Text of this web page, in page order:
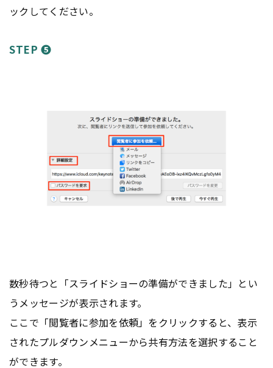
ックしてください。
STEP ❺
数秒待つと「スライドショーの準備ができました」とい
うメッセージが表示されます。
ここで「閲覧者に参加を依頼」をクリックすると、表示
されたプルダウンメニューから共有方法を選択すること
ができます。